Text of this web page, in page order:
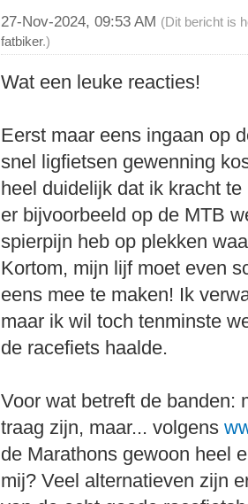
27-Nov-2024, 09:53 AM (Dit bericht is
fatbiker.)
Wat een leuke reacties!
Eerst maar eens ingaan op
snel ligfietsen gewenning
heel duidelijk dat ik kracht
er bijvoorbeeld op de MTB
spierpijn heb op plekken
Kortom, mijn lijf moet even
eens mee te maken! Ik
maar ik wil toch tenminste
de racefiets haalde.
Voor wat betreft de banden:
traag zijn, maar... volgens
de Marathons gewoon heel
mij? Veel alternatieven zijn